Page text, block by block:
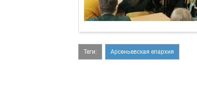
Теги: Арсеньевская епархия